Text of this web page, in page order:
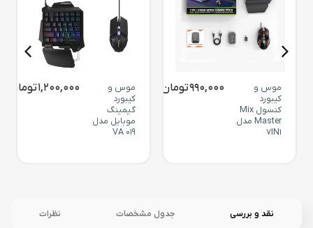
موس و
کیبورد
کنسول Mix
Master مدل
7IN1
990,000تومان
موس و
کیبورد
گیمینگ
موبایل مدل
VA 019
1,200,000تومان
نقد و بررسی جدول مشخصات نظرات